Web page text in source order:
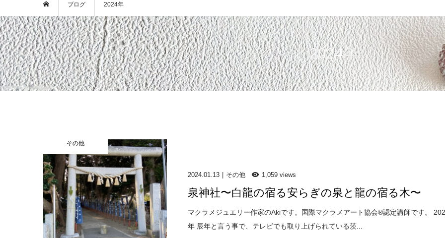
ブログ 2024年
2024年
その他
2024.01.13 その他 1,059 views
泉神社〜白龍の宿る安らぎの泉と龍の宿る木〜
マクラメジュエリー作家のAkiです。国際マクラメアート協会®️認定講師です。
年 辰年と言う事で、テレビでも取り上げられている茨...